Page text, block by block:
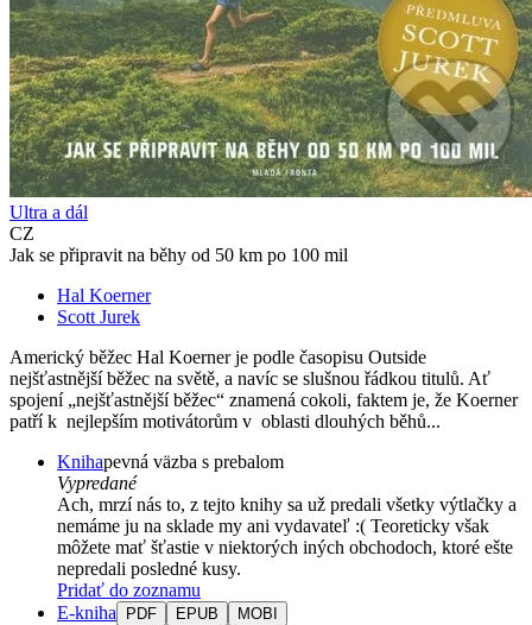
Ultra a dál
CZ
Jak se připravit na běhy od 50 km po 100 mil
Hal Koerner
Scott Jurek
Americký běžec Hal Koerner je podle časopisu Outside
nejšťastnější běžec na světě, a navíc se slušnou řádkou titulů. Ať
spojení „nejšťastnější běžec“ znamená cokoli, faktem je, že Koerner
patří k nejlepším motivátorům v oblasti dlouhých běhů...
Knihapevná väzba s prebalom
Vypredané
Ach, mrzí nás to, z tejto knihy sa už predali všetky výtlačky a
nemáme ju na sklade my ani vydavateľ :( Teoreticky však
môžete mať šťastie v niektorých iných obchodoch, ktoré ešte
nepredali posledné kusy.
Pridať do zoznamu
E-kniha
PDF EPUB MOBI